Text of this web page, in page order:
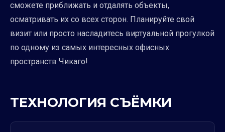
сможете приближать и отдалять объекты,
осматривать их со всех сторон. Планируйте свой
визит или просто насладитесь виртуальной прогулкой
по одному из самых интересных офисных
пространств Чикаго!
ТЕХНОЛОГИЯ СЪЁМКИ